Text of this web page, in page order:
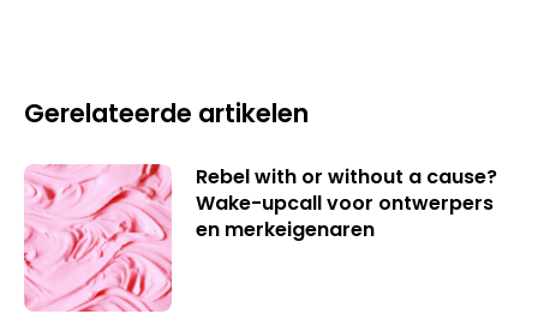
Gerelateerde artikelen
Rebel with or without a cause?
Wake-upcall voor ontwerpers
en merkeigenaren